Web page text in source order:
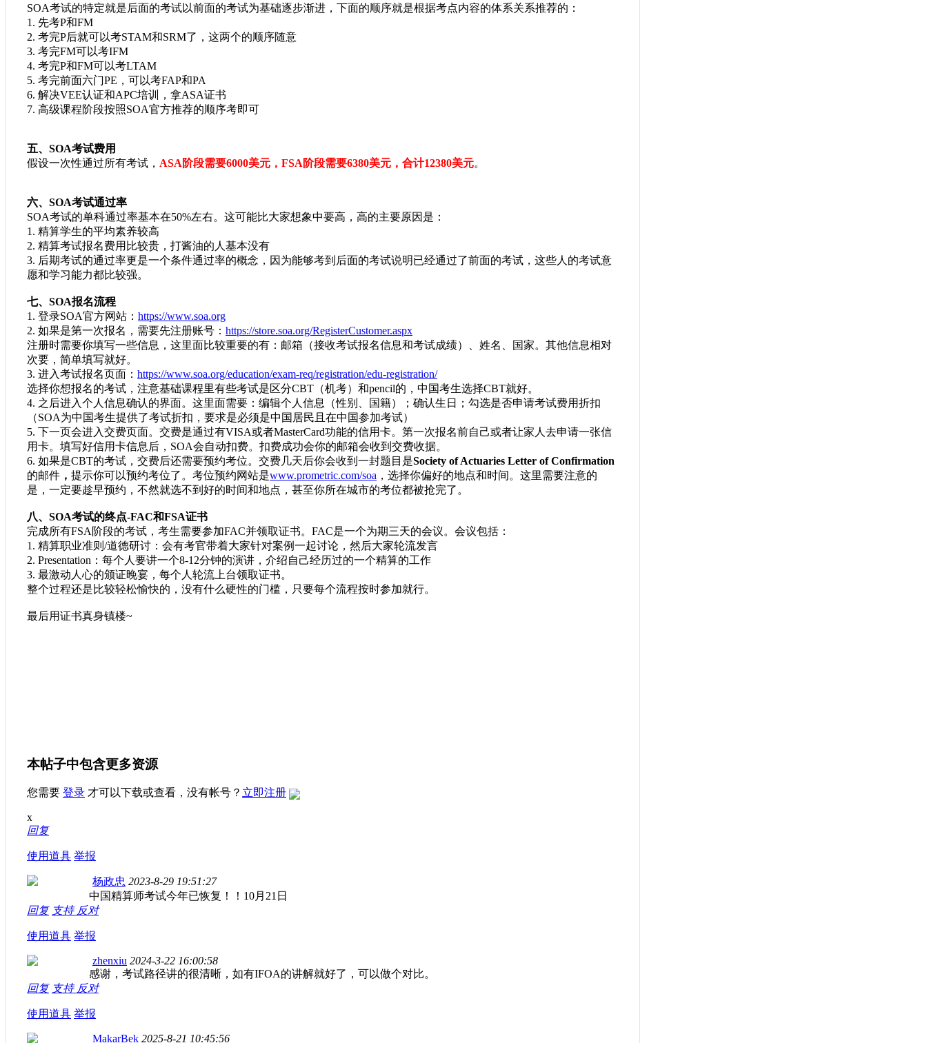
SOA考试的特定就是后面的考试以前面的考试为基础逐步渐进，下面的顺序就是根据考点内容的体系关系推荐的：
1. 先考P和FM
2. 考完P后就可以考STAM和SRM了，这两个的顺序随意
3. 考完FM可以考IFM
4. 考完P和FM可以考LTAM
5. 考完前面六门PE，可以考FAP和PA
6. 解决VEE认证和APC培训，拿ASA证书
7. 高级课程阶段按照SOA官方推荐的顺序考即可
五、SOA考试费用
假设一次性通过所有考试， ASA阶段需要6000美元，FSA阶段需要6380美元，合计12380美元。
六、SOA考试通过率
SOA考试的单科通过率基本在50%左右。这可能比大家想象中要高，高的主要原因是：
1. 精算学生的平均素养较高
2. 精算考试报名费用比较贵，打酱油的人基本没有
3. 后期考试的通过率更是一个条件通过率的概念，因为能够考到后面的考试说明已经通过了前面的考试，这些人的考试意
愿和学习能力都比较强。
七、SOA报名流程
1. 登录SOA官方网站： https://www.soa.org
2. 如果是第一次报名，需要先注册账号： https://store.soa.org/RegisterCustomer.aspx
注册时需要你填写一些信息，这里面比较重要的有：邮箱（接收考试报名信息和考试成绩）、姓名、国家。其他信息相对
次要，简单填写就好。
3. 进入考试报名页面： https://www.soa.org/education/exam-req/registration/edu-registration/
选择你想报名的考试，注意基础课程里有些考试是区分CBT（机考）和pencil的，中国考生选择CBT就好。
4. 之后进入个人信息确认的界面。这里面需要：编辑个人信息（性别、国籍）；确认生日；勾选是否申请考试费用折扣
（SOA为中国考生提供了考试折扣，要求是必须是中国居民且在中国参加考试）
5. 下一页会进入交费页面。交费是通过有VISA或者MasterCard功能的信用卡。第一次报名前自己或者让家人去申请一张信
用卡。填写好信用卡信息后，SOA会自动扣费。扣费成功会你的邮箱会收到交费收据。
6. 如果是CBT的考试，交费后还需要预约考位。交费几天后你会收到一封题目是Society of Actuaries Letter of Confirmation
的邮件 ， 提示你可以预约考位了。考位预约网站是www.prometric.com/soa ，选择你偏好的地点和时间。这里需要注意的
是，一定要趁早预约，不然就选不到好的时间和地点，甚至你所在城市的考位都被抢完了。
八、SOA考试的终点-FAC和FSA证书
完成所有FSA阶段的考试，考生需要参加FAC并领取证书。FAC是一个为期三天的会议。会议包括：
1. 精算职业准则 /道德研讨：会有考官带着大家针对案例一起讨论，然后大家轮流发言
2. Presentation：每个人要讲一个8-12分钟的演讲，介绍自己经历过的一个精算的工作
3. 最激动人心的颁证晚宴，每个人轮流上台领取证书。
整个过程还是比较轻松愉快的，没有什么硬性的门槛，只要每个流程按时参加就行。
最后用证书真身镇楼~
本帖子中包含更多资源
您需要 登录 才可以下载或查看，没有帐号？ 立即注册
x
回复
使用道具 举报
杨政忠 2023-8-29 19:51:27
中国精算师考试今年已恢复！！10月21日
回复 支持 反对
使用道具 举报
zhenxiu 2024-3-22 16:00:58
感谢，考试路径讲的很清晰，如有IFOA的讲解就好了，可以做个对比。
回复 支持 反对
使用道具 举报
MakarBek 2025-8-21 10:45:56